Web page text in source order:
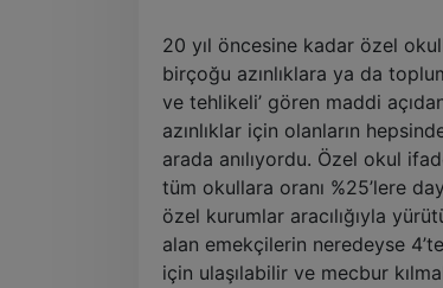
20 yıl öncesine kadar özel
birçoğu azınlıklara ya da
ve tehlikeli’ gören maddi
azınlıklar için olanların
arada anılıyordu. Özel okul
tüm okullara oranı %25’lere
özel kurumlar aracılığıyla
alan emekçilerin neredeyse
için ulaşılabilir ve mecbur